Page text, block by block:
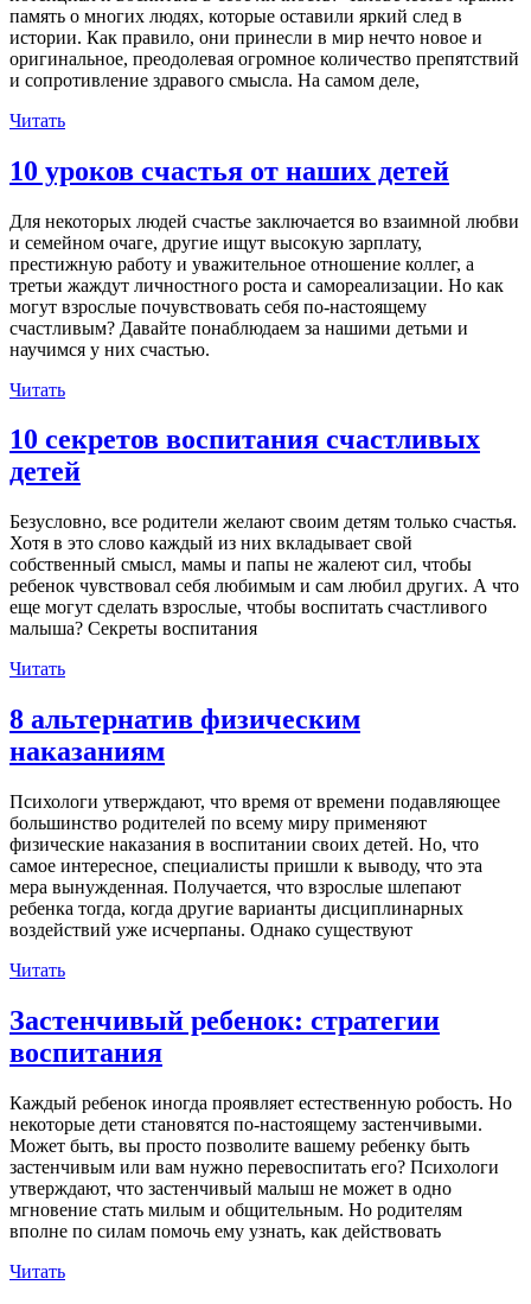
память о многих людях, которые оставили яркий след в
истории. Как правило, они принесли в мир нечто новое и
оригинальное, преодолевая огромное количество препятствий
и сопротивление здравого смысла. На самом деле,
Читать
10 уроков счастья от наших детей
Для некоторых людей счастье заключается во взаимной любви
и семейном очаге, другие ищут высокую зарплату,
престижную работу и уважительное отношение коллег, а
третьи жаждут личностного роста и самореализации. Но как
могут взрослые почувствовать себя по-настоящему
счастливым? Давайте понаблюдаем за нашими детьми и
научимся у них счастью.
Читать
10 секретов воспитания счастливых
детей
Безусловно, все родители желают своим детям только счастья.
Хотя в это слово каждый из них вкладывает свой
собственный смысл, мамы и папы не жалеют сил, чтобы
ребенок чувствовал себя любимым и сам любил других. А что
еще могут сделать взрослые, чтобы воспитать счастливого
малыша? Секреты воспитания
Читать
8 альтернатив физическим
наказаниям
Психологи утверждают, что время от времени подавляющее
большинство родителей по всему миру применяют
физические наказания в воспитании своих детей. Но, что
самое интересное, специалисты пришли к выводу, что эта
мера вынужденная. Получается, что взрослые шлепают
ребенка тогда, когда другие варианты дисциплинарных
воздействий уже исчерпаны. Однако существуют
Читать
Застенчивый ребенок: стратегии
воспитания
Каждый ребенок иногда проявляет естественную робость. Но
некоторые дети становятся по-настоящему застенчивыми.
Может быть, вы просто позволите вашему ребенку быть
застенчивым или вам нужно перевоспитать его? Психологи
утверждают, что застенчивый малыш не может в одно
мгновение стать милым и общительным. Но родителям
вполне по силам помочь ему узнать, как действовать
Читать